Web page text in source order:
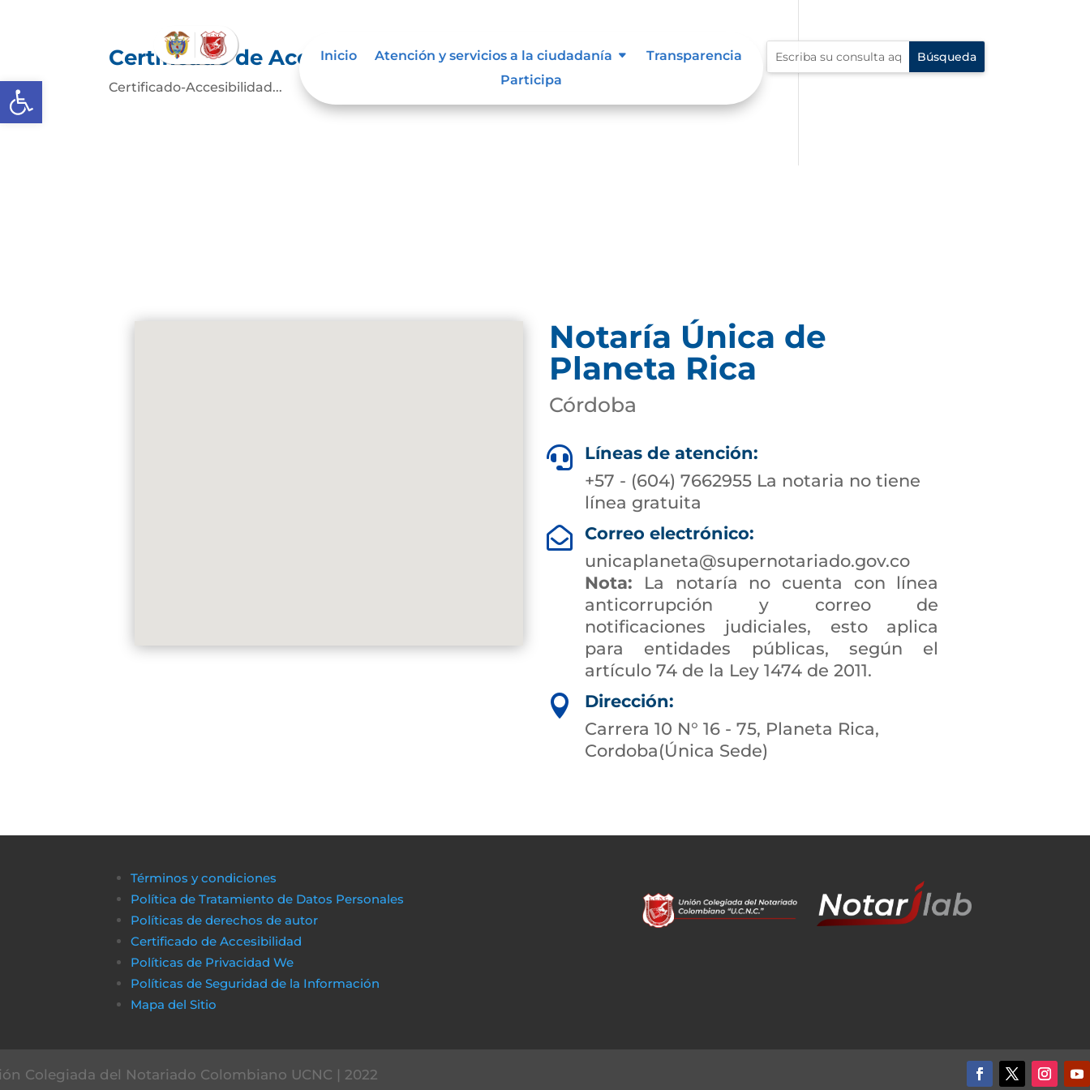
Abrir barra de herramientas
Inicio Atención y servicios a la ciudadanía
Transparencia
Participa
Certificado de Accesibilidad
Certificado-Accesibilidad...
Notaría Única de
Planeta Rica
Córdoba

Líneas de atención:
+57 - (604) 7662955 La notaria no tiene
línea gratuita

Correo electrónico:
unicaplaneta@supernotariado.gov.co
Nota: La notaría no cuenta con línea
anticorrupción y correo de
notificaciones judiciales, esto aplica
para entidades públicas, según el
artículo 74 de la Ley 1474 de 2011.

Dirección:
Carrera 10 N° 16 - 75, Planeta Rica,
Cordoba(Única Sede)
Términos y condiciones
Política de Tratamiento de Datos Personales
Políticas de derechos de autor
Certificado de Accesibilidad
Políticas de Privacidad We
Políticas de Seguridad de la Información
Mapa del Sitio
Colegiada del Notariado Colombiano UCNC | 2022